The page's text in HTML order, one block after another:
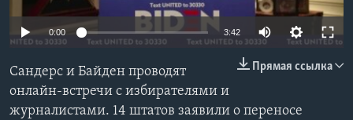
Learning English
СОЦИАЛЬНЫЕ СЕТИ
0:00 3:42
Прямая ссылка
Сандерс и Байден проводят
онлайн-встречи с избирателями и
журналистами. 14 штатов заявили о переносе